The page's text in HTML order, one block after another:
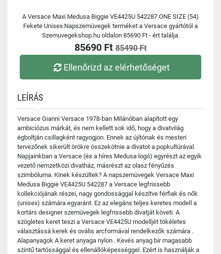
A Versace Maxi Medusa Biggie VE4425U 542287 ONE SIZE (54)
Fekete Unisex Napszemüvegek terméket a Versace gyártótól a
Szemuvegekshop.hu oldalon 85690 Ft - ért találja.
85690 Ft 85490 Ft
Ellenőrizd az elérhetőséget
LEÍRÁS
Versace Gianni Versace 1978-ban Milánóban alapított egy
ambiciózus márkát, és nem kellett sok idő, hogy a divatvilág
égboltján csillagként ragyogjon. Ennek az újítónak és mesteri
tervezőnek sikerült örökre összekötnie a divatot a popkultúrával.
Napjainkban a Versace (és a híres Medusa logó) egyrészt az egyik
vezető nemzetközi divatház, másrészt az olasz fényűzés
szimbóluma. Kinek készültek? A napszemüvegek Versace Maxi
Medusa Biggie VE4425U 542287 a Versace legfrissebb
kollekciójának részei, nagy gondossággal készítve férfiak és nők
(unisex) számára egyaránt. Ez az elegáns teljes keretes modell a
kortárs designer szemüvegek legfrissebb divatját követi. A
szögletes keret teszi a Versace VE4425U modelljét tökéletes
választássá kerek és ovális arcformával rendelkezők számára .
Alapanyagok A keret anyaga nylon . Kevés anyag bír magasabb
szintű tartóssággal és ellenállóképességgel. Ezért is használják a